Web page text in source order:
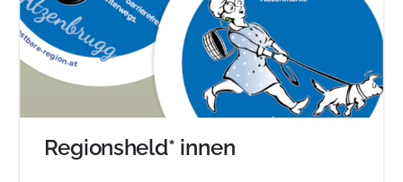
Regionsheld* innen